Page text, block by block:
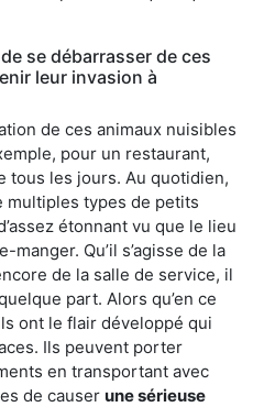
se débarrasser de ces
leur invasion à
de ces animaux nuisibles
pour un restaurant,
tous les jours. Au quotidien,
multiples types de petits
étonnant vu que le lieu
Qu’il s’agisse de la
de la salle de service, il
part. Alors qu’en ce
ont le flair développé qui
Ils peuvent porter
en transportant avec
de causer une sérieuse